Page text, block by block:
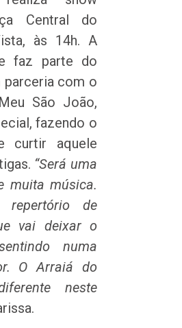
Central do
às 14h. A
faz parte do
parceria com o
São João,
fazendo o
curtir aquele
“Será uma
muita música.
repertório de
vai deixar o
numa
O Arraiá do
neste